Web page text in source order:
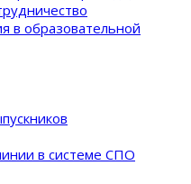
в образовательной
в системе СПО